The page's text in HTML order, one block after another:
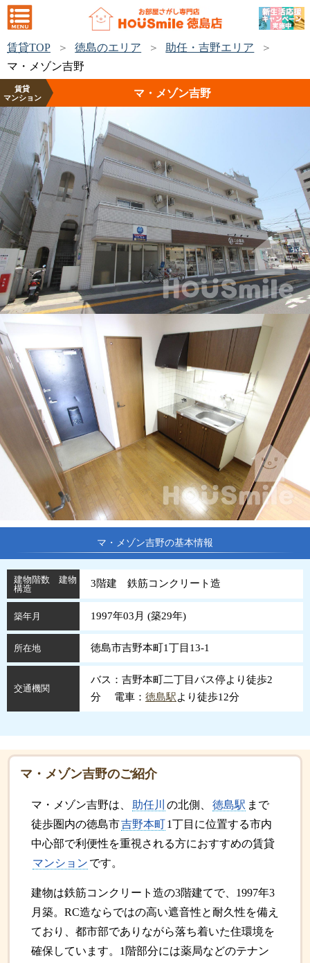
賃貸TOP 徳島のエリア
助任・吉野エリア
マ・メゾン吉野
賃貸
マンション
マ・メゾン吉野
マ・メゾン吉野の基本情報
建物階数 建物
構造
3階建 鉄筋コンクリート造
築年月 1997年03月 (築29年)
所在地 徳島市吉野本町1丁目13-1
交通機関
バス：吉野本町二丁目バス停より徒歩2
分 電車： 徳島駅より徒歩12分
マ・メゾン吉野のご紹介
マ・メゾン吉野は、 助任川 の北側、 徳島駅 まで
徒歩圏内の徳島市吉野本町1丁目に位置する市内
中心部で利便性を重視される方におすすめの賃貸
マンション です。
建物は鉄筋コンクリート造の3階建てで、1997年3
月築。RC造ならではの高い遮音性と耐久性を備え
ており、都市部でありながら落ち着いた住環境を
確保しています。1階部分には薬局などのテナン